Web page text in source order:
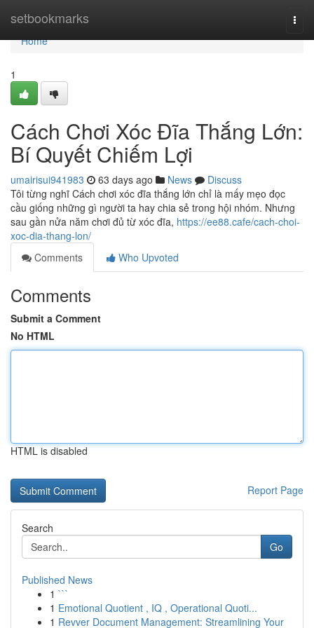
setbookmarks
Home
Home
1
Cách Chơi Xóc Đĩa Thắng Lớn:
Bí Quyết Chiếm Lợi
umairisui941983 63 days ago News
Discuss
Tôi từng nghĩ Cách chơi xóc đĩa thắng lớn chỉ là mấy mẹo đọc
cầu giống những gì người ta hay chia sẻ trong hội nhóm. Nhưng
sau gần nửa năm chơi đủ từ xóc đĩa, https://ee88.cafe/cach-choi-
xoc-dia-thang-lon/
Comments
Who Upvoted
Comments
Submit a Comment
No HTML
HTML is disabled
Report Page
Search
Go
Published News
1 ```
1 Emotional Quotient , IQ , Operational Quoti...
1 Revver Document Management: Streamlining Your